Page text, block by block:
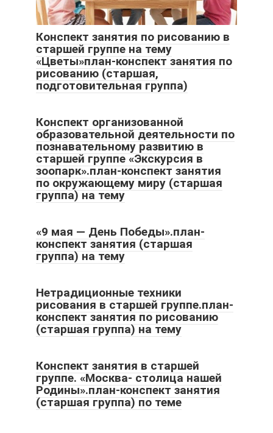
Конспект занятия по рисованию в
старшей группе на тему
«Цветы»план-конспект занятия по
рисованию (старшая,
подготовительная группа)
Конспект организованной
образовательной деятельности по
познавательному развитию в
старшей группе «Экскурсия в
зоопарк».план-конспект занятия
по окружающему миру (старшая
группа) на тему
«9 мая — День Победы».план-
конспект занятия (старшая
группа) на тему
Нетрадиционные техники
рисования в старшей группе.план-
конспект занятия по рисованию
(старшая группа) на тему
Конспект занятия в старшей
группе. «Москва- столица нашей
Родины».план-конспект занятия
(старшая группа) по теме